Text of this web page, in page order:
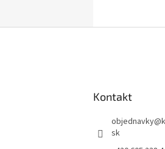
Kontakt
objednavky@
sk